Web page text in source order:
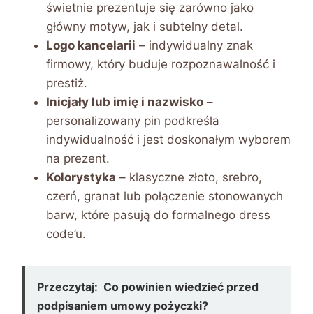
świetnie prezentuje się zarówno jako
główny motyw, jak i subtelny detal.
Logo kancelarii – indywidualny znak
firmowy, który buduje rozpoznawalność i
prestiż.
Inicjały lub imię i nazwisko –
personalizowany pin podkreśla
indywidualność i jest doskonałym wyborem
na prezent.
Kolorystyka – klasyczne złoto, srebro,
czerń, granat lub połączenie stonowanych
barw, które pasują do formalnego dress
code’u.
Przeczytaj: Co powinien wiedzieć przed
podpisaniem umowy pożyczki?